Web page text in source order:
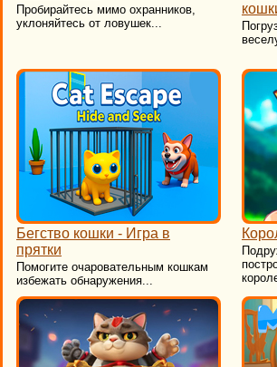
Пробирайтесь мимо охранников,
уклоняйтесь от ловушек...
Бегство кошки - Игра в
прятки
​Помогите очаровательным кошкам
избежать обнаружения...